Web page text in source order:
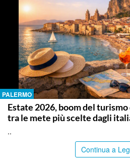
PALERMO
Estate 2026, boom del
tra le mete più scelte dagli
..
Continua a